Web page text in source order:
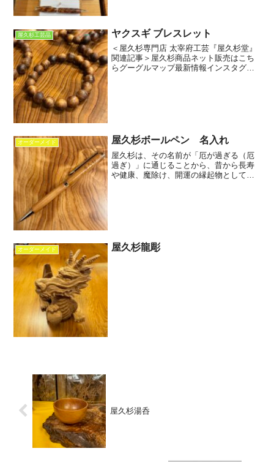
屋久杉工芸品 ヤクスギ ブレスレット
＜屋久杉専門店 太宰府工芸『屋久杉堂』
関連記事＞屋久杉商品ネット販売はこち
らグーグルマップ最新情報インスタグラ
オーダーメイド 屋久杉ボールペン 名入れ
屋久杉は、その名前が「厄が過ぎる（厄
過ぎ）」に通じることから、昔から長寿
や健康、魔除け、開運の縁起物として非
オーダーメイド 屋久杉龍彫
屋久杉湯呑